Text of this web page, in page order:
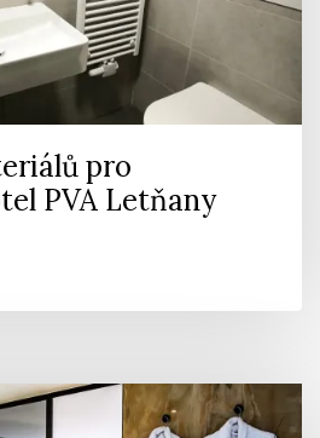
pro
PVA Letňany